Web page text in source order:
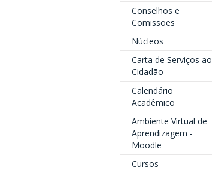
Conselhos e
Comissões
Núcleos
Carta de Serviços ao
Cidadão
Calendário
Acadêmico
Ambiente Virtual de
Aprendizagem -
Moodle
Cursos